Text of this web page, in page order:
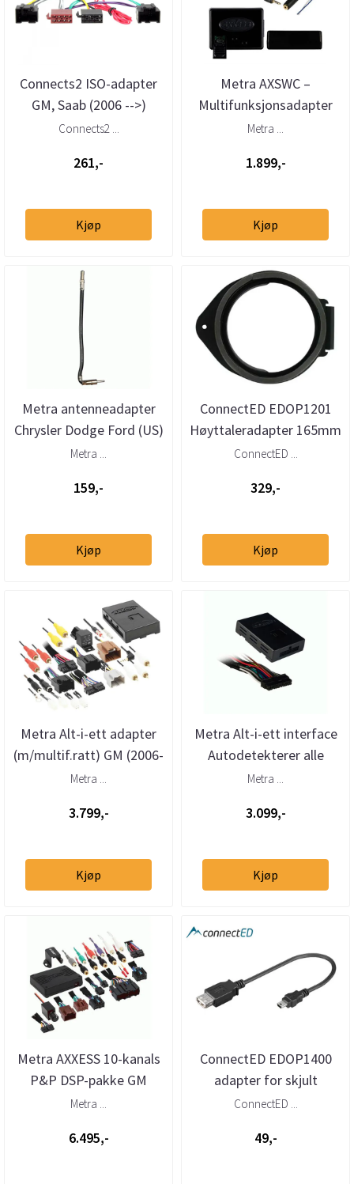
Connects2 ISO-adapter
GM, Saab (2006 -->)
Connects2 ...
261,-
Kjøp
Metra AXSWC –
Multifunksjonsadapter
(universalt, automatisk)
Metra ...
1.899,-
Kjøp
Metra antenneadapter
Chrysler Dodge Ford (US)
GM Jeep Saab
Metra ...
159,-
Kjøp
ConnectED EDOP1201
Høyttaleradapter 165mm
Opel/GM (2006 →)
ConnectED ...
329,-
Kjøp
Metra Alt-i-ett adapter
(m/multif.ratt) GM (2006-
->)(m/u akti
Metra ...
3.799,-
Kjøp
Metra Alt-i-ett interface
Autodetekterer alle
konfigurasjoner
Metra ...
3.099,-
Kjøp
Metra AXXESS 10-kanals
P&P DSP-pakke GM
(2007 - 2017)
Metra ...
6.495,-
ConnectED EDOP1400
adapter for skjult
montering av Dension
ConnectED ...
49,-